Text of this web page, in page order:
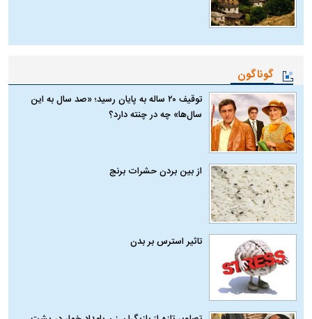
گوناگون
توقیف ۲۰ ساله به پایان رسید؛ «صد سال به این
سال‌ها» چه در چنته دارد؟
از بین بردن حشرات برنج
تاثیر استرس بر بدن